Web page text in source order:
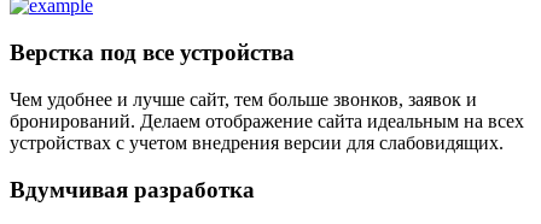
Верстка под все устройства
Чем удобнее и лучше сайт, тем больше звонков, заявок и
бронирований. Делаем отображение сайта идеальным на всех
устройствах с учетом внедрения версии для слабовидящих.
Вдумчивая разработка